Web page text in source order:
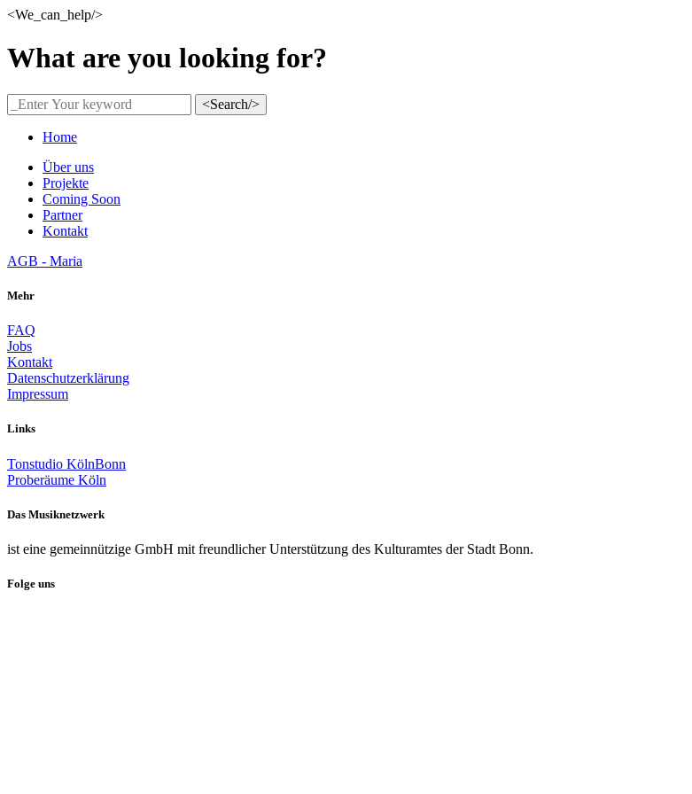
<We_can_help/>
What are you looking for?
<Search/>
Home
Über uns
Projekte
Coming Soon
Partner
Kontakt
AGB - Maria
Mehr
FAQ
Jobs
Kontakt
Datenschutzerklärung
Impressum
Links
Tonstudio KölnBonn
Proberäume Köln
Das Musiknetzwerk
ist eine gemeinnützige GmbH mit freundlicher Unterstützung des Kulturamtes der Stadt Bonn.
Folge uns